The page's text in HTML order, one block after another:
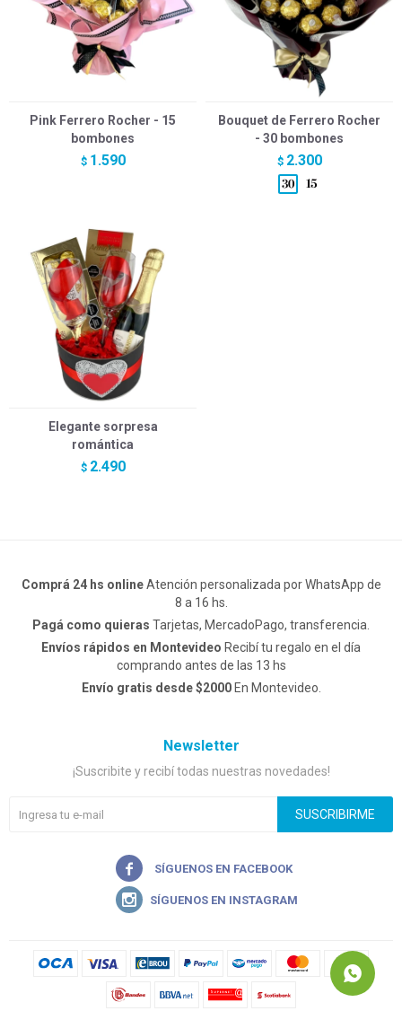
Pink Ferrero Rocher - 15
bombones
$ 1.590
Bouquet de Ferrero Rocher
- 30 bombones
$ 2.300
Elegante sorpresa
romántica
$ 2.490
Comprá 24 hs onlineAtención personalizada por WhatsApp de
8 a 16 hs.
Pagá como quieras Tarjetas, MercadoPago, transferencia.
Envíos rápidos en Montevideo Recibí tu regalo en el día
comprando antes de las 13 hs
Envío gratis desde $2000En Montevideo.
Newsletter
¡Suscribite y recibí todas nuestras novedades!
SUSCRIBIRME

